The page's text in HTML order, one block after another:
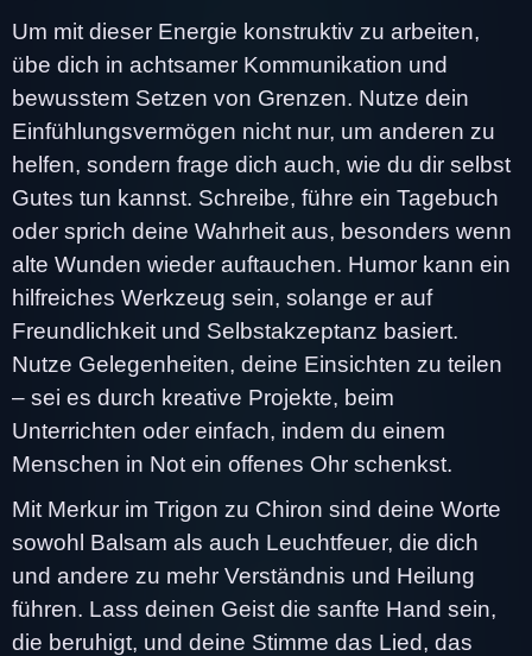
Um mit dieser Energie konstruktiv zu arbeiten,
übe dich in achtsamer Kommunikation und
bewusstem Setzen von Grenzen. Nutze dein
Einfühlungsvermögen nicht nur, um anderen zu
helfen, sondern frage dich auch, wie du dir selbst
Gutes tun kannst. Schreibe, führe ein Tagebuch
oder sprich deine Wahrheit aus, besonders wenn
alte Wunden wieder auftauchen. Humor kann ein
hilfreiches Werkzeug sein, solange er auf
Freundlichkeit und Selbstakzeptanz basiert.
Nutze Gelegenheiten, deine Einsichten zu teilen
– sei es durch kreative Projekte, beim
Unterrichten oder einfach, indem du einem
Menschen in Not ein offenes Ohr schenkst.
Mit Merkur im Trigon zu Chiron sind deine Worte
sowohl Balsam als auch Leuchtfeuer, die dich
und andere zu mehr Verständnis und Heilung
führen. Lass deinen Geist die sanfte Hand sein,
die beruhigt, und deine Stimme das Lied, das